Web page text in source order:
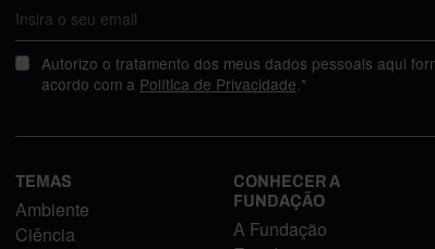
Autorizo o tratamento dos meus dados pessoais aqui
acordo com a Política de Privacidade.*
TEMAS
Ambiente
Ciência
CONHECER A
FUNDAÇÃO
A Fundação